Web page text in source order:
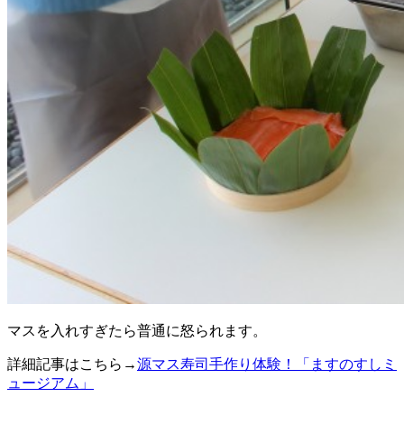
マスを入れすぎたら普通に怒られます。
詳細記事はこちら→源マス寿司手作り体験！「ますのすしミ
ュージアム」